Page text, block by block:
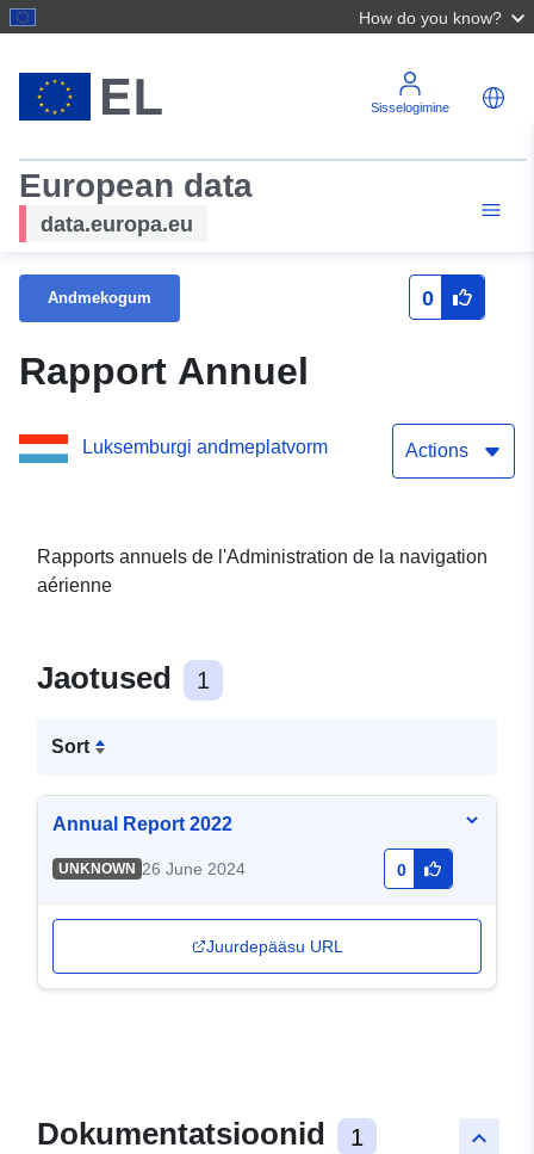
How do you know?
Sisselogimine
European data
data.europa.eu
Andmekogum 0
Rapport Annuel
Luksemburgi andmeplatvorm Actions
Rapports annuels de l'Administration de la navigation
aérienne
Jaotused 1
Sort
Annual Report 2022
UNKNOWN 26 June 2024 0
Juurdepääsu URL
keyboard_arrow_up
Dokumentatsioonid 1